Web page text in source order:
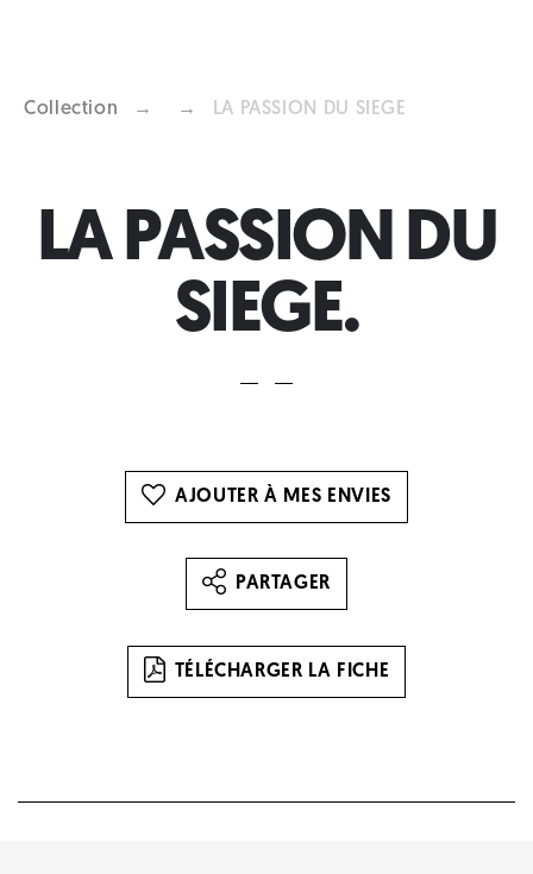
Collection → → LA PASSION DU SIEGE
LA PASSION DU
SIEGE.
AJOUTER À MES ENVIES
PARTAGER
TÉLÉCHARGER LA FICHE